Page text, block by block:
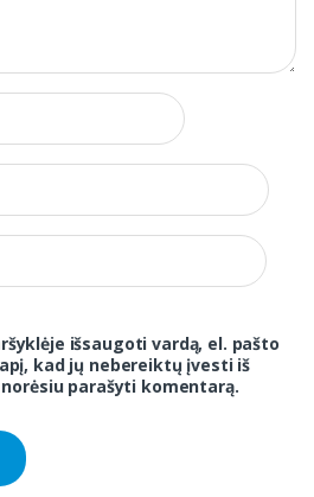
išsaugoti vardą, el. pašto
kad jų nebereiktų įvesti iš
parašyti komentarą.